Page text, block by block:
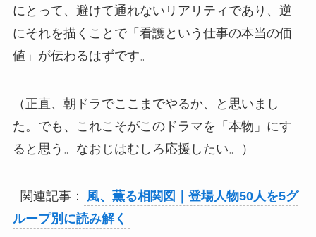
にとって、避けて通れないリアリティであり、逆
にそれを描くことで「看護という仕事の本当の価
値」が伝わるはずです。
（正直、朝ドラでここまでやるか、と思いまし
た。でも、これこそがこのドラマを「本物」にす
ると思う。なおじはむしろ応援したい。）
□関連記事：
風、薫る相関図｜登場人物50人を5グ
ループ別に読み解く